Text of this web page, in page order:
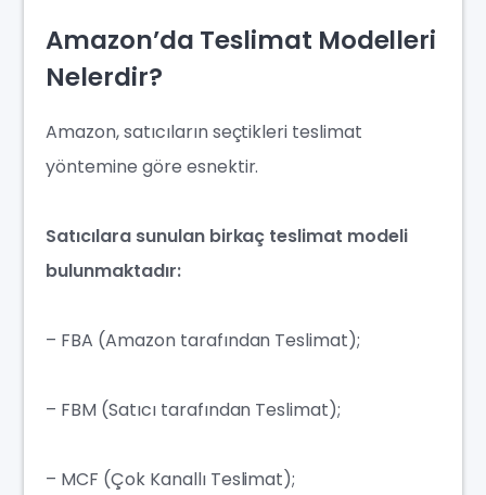
Amazon’da Teslimat Modelleri
Nelerdir?
Amazon, satıcıların seçtikleri teslimat
yöntemine göre esnektir.
Satıcılara sunulan birkaç teslimat modeli
bulunmaktadır:
– FBA (Amazon tarafından Teslimat);
– FBM (Satıcı tarafından Teslimat);
– MCF (Çok Kanallı Teslimat);